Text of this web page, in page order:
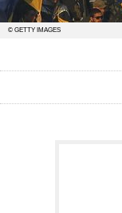
© GETTY IMAGES